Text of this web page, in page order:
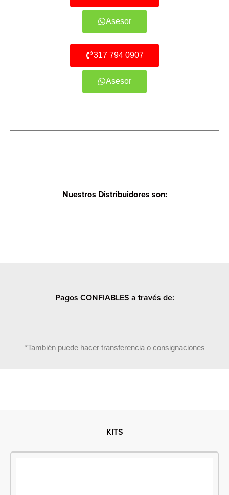
Asesor
317 794 0907
Asesor
Nuestros Distribuidores son:
Pagos CONFIABLES a través de:
*También puede hacer transferencia o consignaciones
KITS